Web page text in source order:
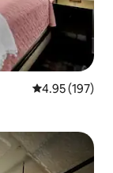
Calificación
4.95 (197)